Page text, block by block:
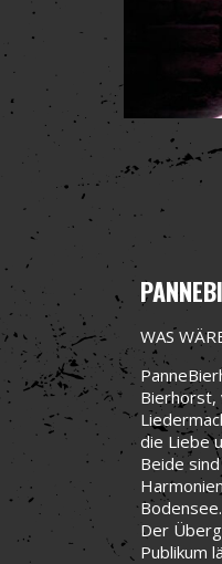
WAS
Bierhorst,
die Liebe
Beide
Bodensee.
Der
Publikum